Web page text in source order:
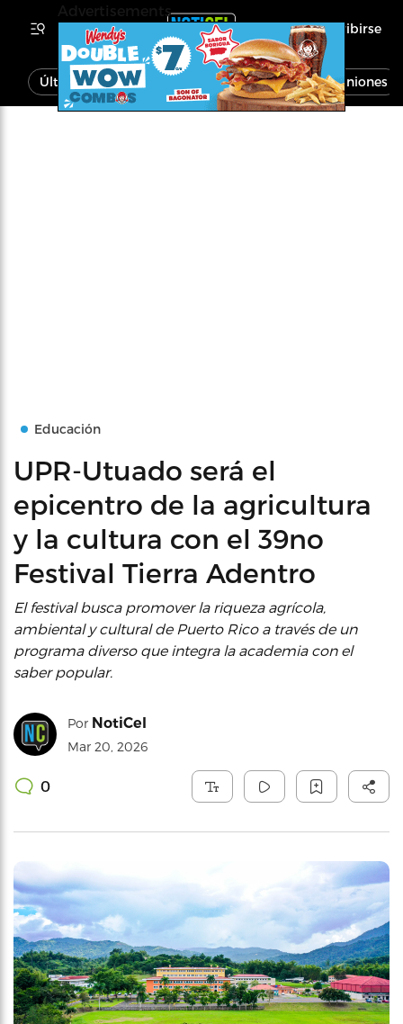
Inscribirse
Última Hora Noticias Economía Opiniones
Educación
UPR-Utuado será el
epicentro de la agricultura
y la cultura con el 39no
Festival Tierra Adentro
El festival busca promover la riqueza agrícola,
ambiental y cultural de Puerto Rico a través de un
programa diverso que integra la academia con el
saber popular.
Por NotiCel
Mar 20, 2026
0
Advertisements